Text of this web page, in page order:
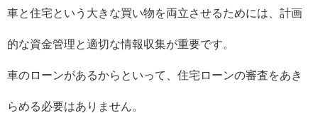
車と住宅という大きな買い物を両立させるためには、計画
的な資金管理と適切な情報収集が重要です。
車のローンがあるからといって、住宅ローンの審査をあき
らめる必要はありません。